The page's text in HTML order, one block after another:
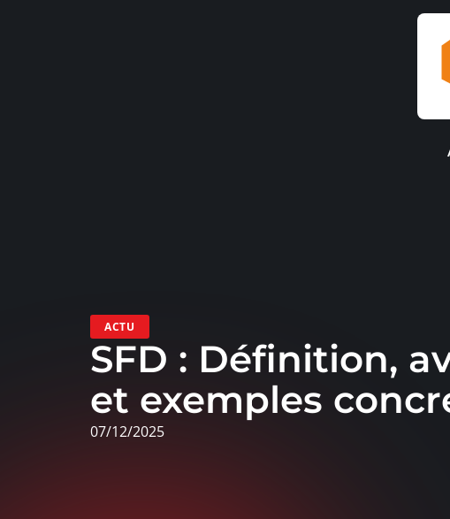
ACTU
SFD : Définition,
et exemples
07/12/2025